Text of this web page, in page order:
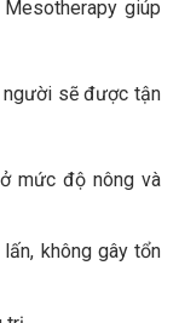
giúp
người sẽ được tận
mức độ nông và
không gây tổn